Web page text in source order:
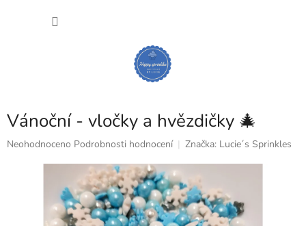
Vánoční - vločky a hvězdičky 🎄
Průměrné
Neohodnoceno Podrobnosti hodnocení Značka: Lucie´s Sprinkles